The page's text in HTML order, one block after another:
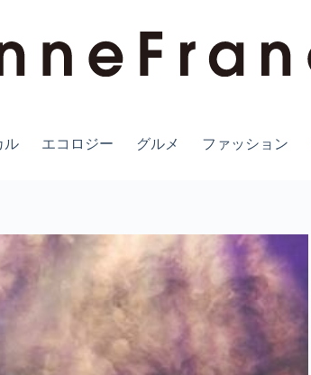
ル エコロジー グルメ ファッション